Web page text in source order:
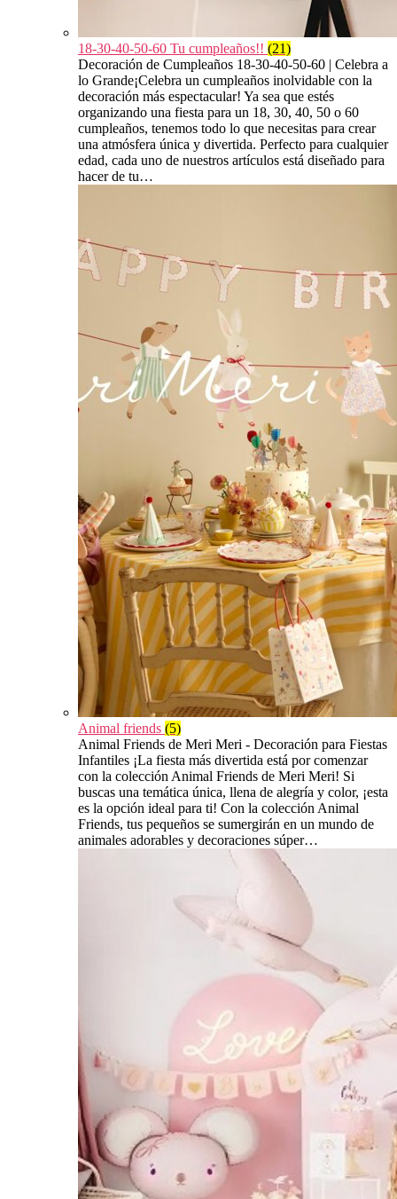
18-30-40-50-60 Tu cumpleaños!! (21)
Decoración de Cumpleaños 18-30-40-50-60 | Celebra a
lo Grande¡Celebra un cumpleaños inolvidable con la
decoración más espectacular! Ya sea que estés
organizando una fiesta para un 18, 30, 40, 50 o 60
cumpleaños, tenemos todo lo que necesitas para crear
una atmósfera única y divertida. Perfecto para cualquier
edad, cada uno de nuestros artículos está diseñado para
hacer de tu…
Animal friends (5)
Animal Friends de Meri Meri - Decoración para Fiestas
Infantiles ¡La fiesta más divertida está por comenzar
con la colección Animal Friends de Meri Meri! Si
buscas una temática única, llena de alegría y color, ¡esta
es la opción ideal para ti! Con la colección Animal
Friends, tus pequeños se sumergirán en un mundo de
animales adorables y decoraciones súper…